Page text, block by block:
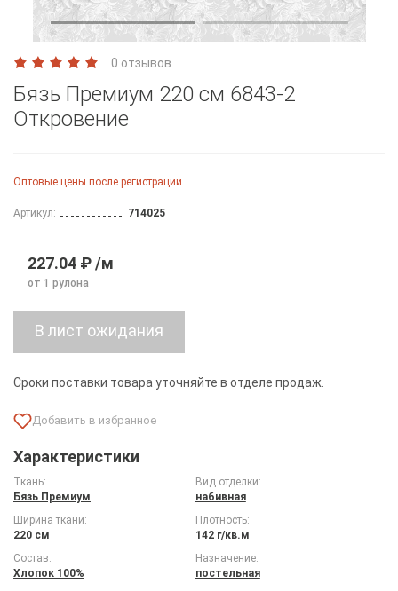
0 отзывов
Бязь Премиум 220 см 6843-2
Откровение
Оптовые цены после регистрации
Артикул: 714025
227.04 ₽ /м
от 1 рулона
Сроки поставки товара уточняйте в отделе продаж.
Характеристики
Ткань:
Бязь Премиум
Вид отделки:
набивная
Ширина ткани:
220 см
Плотность:
142 г/кв.м
Состав:
Хлопок 100%
Назначение:
постельная